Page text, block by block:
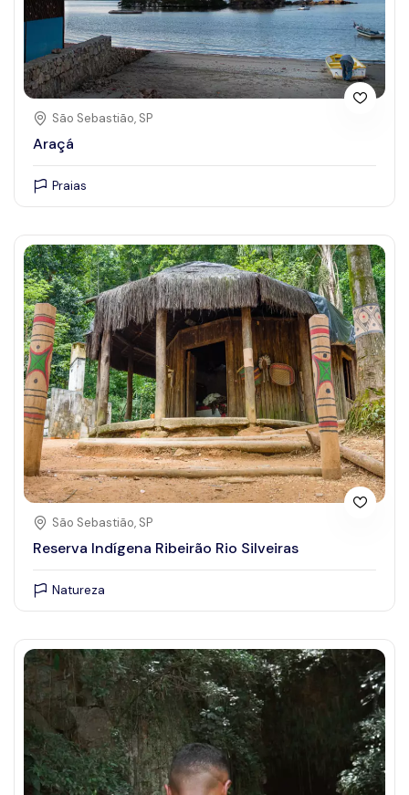
São Sebastião, SP
Araçá
Praias
São Sebastião, SP
Reserva Indígena Ribeirão Rio Silveiras
Natureza